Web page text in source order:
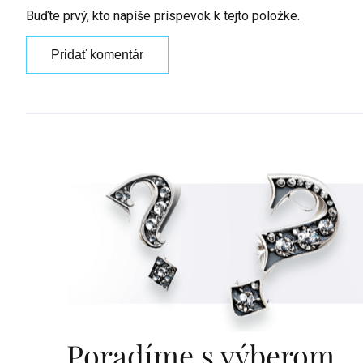
Buďte prvý, kto napíše príspevok k tejto položke.
Pridať komentár
Poradíme s výberom